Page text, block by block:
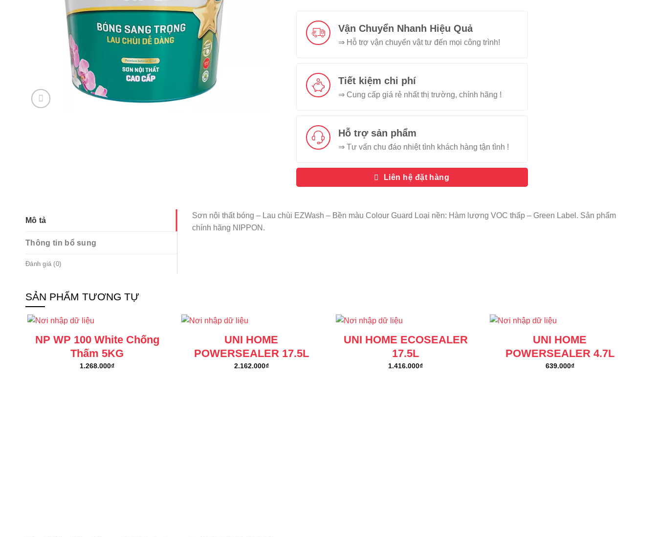
Vận Chuyển Nhanh Hiệu Quả
⇒ Hỗ trợ vận chuyển vật tư đến mọi công trình!
Tiết kiệm chi phí
⇒ Cung cấp giá rẻ nhất thị trường, chính hãng !
Hỗ trợ sản phẩm
⇒ Tư vấn chu đáo nhiệt tình khách hàng tận tình !
Liên hệ đặt hàng
Mô tả
Thông tin bổ sung
Đánh giá (0)
Sơn nội thất bóng – Lau chùi EZWash – Bền màu Colour Guard Loại nền: Hàm lượng VOC thấp – Green Label. Sản phẩm
chính hãng NIPPON.
SẢN PHẨM TƯƠNG TỰ
NP WP 100 White Chống
Thấm 5KG
1.268.000₫
UNI HOME
POWERSEALER 17.5L
2.162.000₫
UNI HOME ECOSEALER
17.5L
1.416.000₫
UNI HOME
POWERSEALER 4.7L
639.000₫